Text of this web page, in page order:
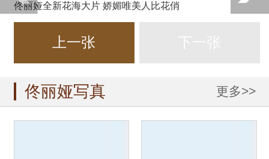
佟丽娅全新花海大片 娇媚唯美人比花俏
上一张
佟丽娅写真 更多>>